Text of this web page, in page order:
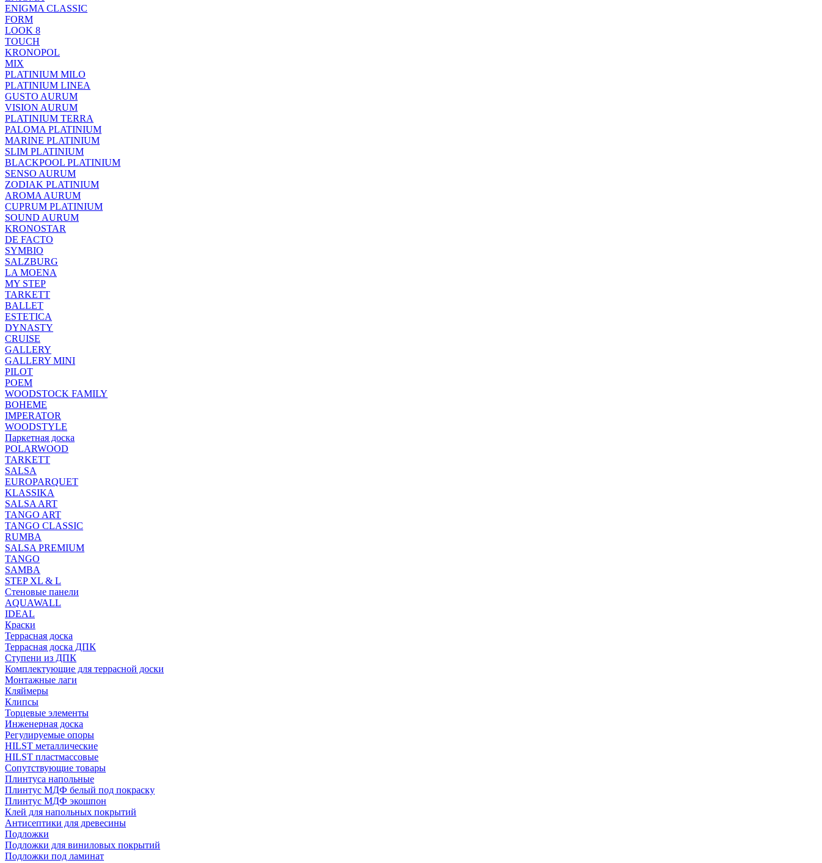
ENIGMA CLASSIC
FORM
LOOK 8
TOUCH
KRONOPOL
MIX
PLATINIUM MILO
PLATINIUM LINEA
GUSTO AURUM
VISION AURUM
PLATINIUM TERRA
PALOMA PLATINIUM
MARINE PLATINIUM
SLIM PLATINIUM
BLACKPOOL PLATINIUM
SENSO AURUM
ZODIAK PLATINIUM
AROMA AURUM
CUPRUM PLATINIUM
SOUND AURUM
KRONOSTAR
DE FACTO
SYMBIO
SALZBURG
LA MOENA
MY STEP
TARKETT
BALLET
ESTETICA
DYNASTY
CRUISE
GALLERY
GALLERY MINI
PILOT
POEM
WOODSTOCK FAMILY
BOHEME
IMPERATOR
WOODSTYLE
Паркетная доска
POLARWOOD
TARKETT
SALSA
EUROPARQUET
KLASSIKA
SALSA ART
TANGO ART
TANGO CLASSIC
RUMBA
SALSA PREMIUM
TANGO
SAMBA
STEP XL & L
Стеновые панели
AQUAWALL
IDEAL
Краски
Террасная доска
Террасная доска ДПК
Ступени из ДПК
Комплектующие для террасной доски
Монтажные лаги
Кляймеры
Клипсы
Торцевые элементы
Инженерная доска
Регулируемые опоры
HILST металлические
HILST пластмассовые
Сопутствующие товары
Плинтуса напольные
Плинтус МДФ белый под покраску
Плинтус МДФ экошпон
Клей для напольных покрытий
Антисептики для древесины
Подложки
Подложки для виниловых покрытий
Подложки под ламинат